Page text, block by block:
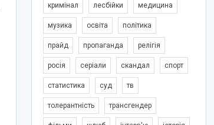
кримінал лесбійки медицина
музика освіта політика
прайд пропаганда релігія
росія серіали скандал спорт
статистика суд тв
толерантність трансгендер